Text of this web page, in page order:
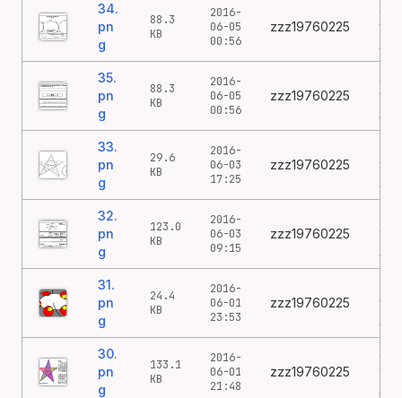
34.
pn
g
88.3
KB
2016-
06-05
00:56
zzz19760225
34
涂
鸦
35.
pn
g
88.3
KB
2016-
06-05
00:56
zzz19760225
35
涂
鸦
33.
pn
g
29.6
KB
2016-
06-03
17:25
zzz19760225
33
涂
鸦
32.
pn
g
123.0
KB
2016-
06-03
09:15
zzz19760225
32
涂
鸦
31.
pn
g
24.4
KB
2016-
06-01
23:53
zzz19760225
31
涂
鸦
30.
pn
g
133.1
KB
2016-
06-01
21:48
zzz19760225
30
涂
鸦